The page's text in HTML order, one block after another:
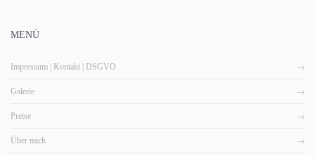
MENÜ
Impressum | Kontakt | DSGVO
Galerie
Preise
Über mich